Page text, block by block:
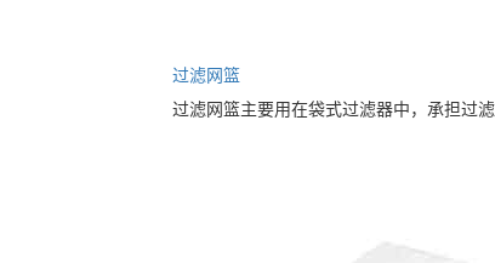
过滤网篮
过滤网篮主要用在袋式过滤器中，承担过